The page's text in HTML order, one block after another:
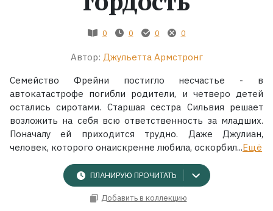
Экранизации
Коллекции
0 0 0 0
Автор: Джульетта Армстронг
Семейство Фрейни постигло несчастье - в
автокатастрофе погибли родители, и четверо детей
остались сиротами. Старшая сестра Сильвия решает
возложить на себя всю ответственность за младших.
Поначалу ей приходится трудно. Даже Джулиан,
человек, которого онаискренне любила, оскорбил...Ещё
ПЛАНИРУЮ ПРОЧИТАТЬ
Добавить в коллекцию